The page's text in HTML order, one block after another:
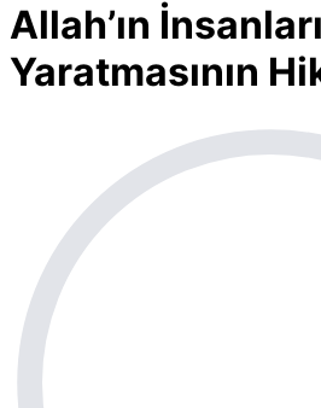
Allah’ın İnsanları
Yaratmasının